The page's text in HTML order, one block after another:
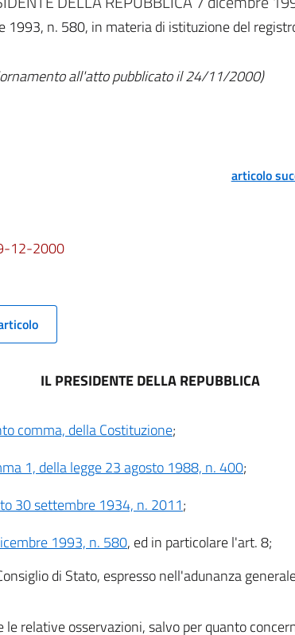
n. 580, in materia di istituzione del
all'atto pubblicato il 24/11/2000)
articolo
12-2000
IL PRESIDENTE DELLA REPUBBLICA
comma, della Costituzione;
1, della legge 23 agosto 1988, n. 400;
30 settembre 1934, n. 2011;
1993, n. 580, ed in particolare l'art. 8;
di Stato, espresso nell'adunanza
le relative osservazioni, salvo per quanto